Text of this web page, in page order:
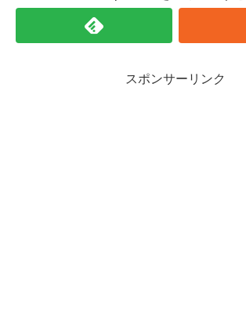
スポンサーリンク